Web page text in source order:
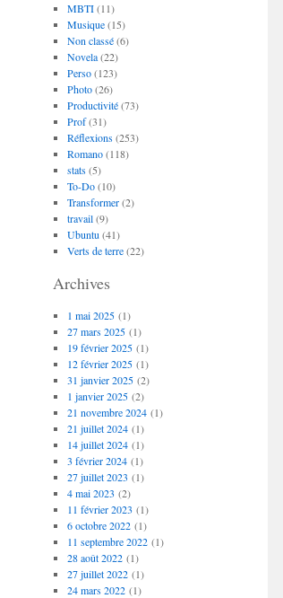
MBTI(11)
Musique(15)
Non classé(6)
Novela(22)
Perso(123)
Photo(26)
Productivité(73)
Prof(31)
Réflexions(253)
Romano(118)
stats(5)
To-Do(10)
Transformer(2)
travail(9)
Ubuntu (41)
Verts de terre(22)
Archives
1 mai 2025(1)
27 mars 2025(1)
19 février 2025(1)
12 février 2025(1)
31 janvier 2025(2)
1 janvier 2025(2)
21 novembre 2024(1)
21 juillet 2024(1)
14 juillet 2024(1)
3 février 2024(1)
27 juillet 2023 (1)
4 mai 2023 (2)
11 février 2023 (1)
6 octobre 2022(1)
11 septembre 2022(1)
28 août 2022(1)
27 juillet 2022(1)
24 mars 2022(1)